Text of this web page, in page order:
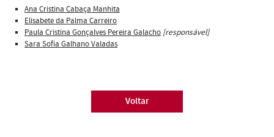
Ana Cristina Cabaça Manhita
Elisabete da Palma Carreiro
Paula Cristina Gonçalves Pereira Galacho [responsável]
Sara Sofia Galhano Valadas
Voltar